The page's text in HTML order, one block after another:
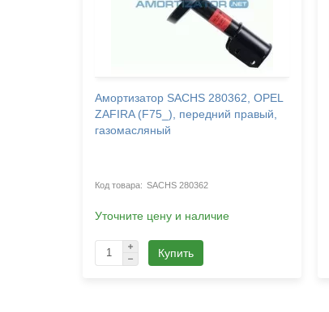
Амортизатор SACHS 280362, OPEL
ZAFIRA (F75_), передний правый,
газомасляный
SACHS 280362
Уточните цену и наличие
Купить